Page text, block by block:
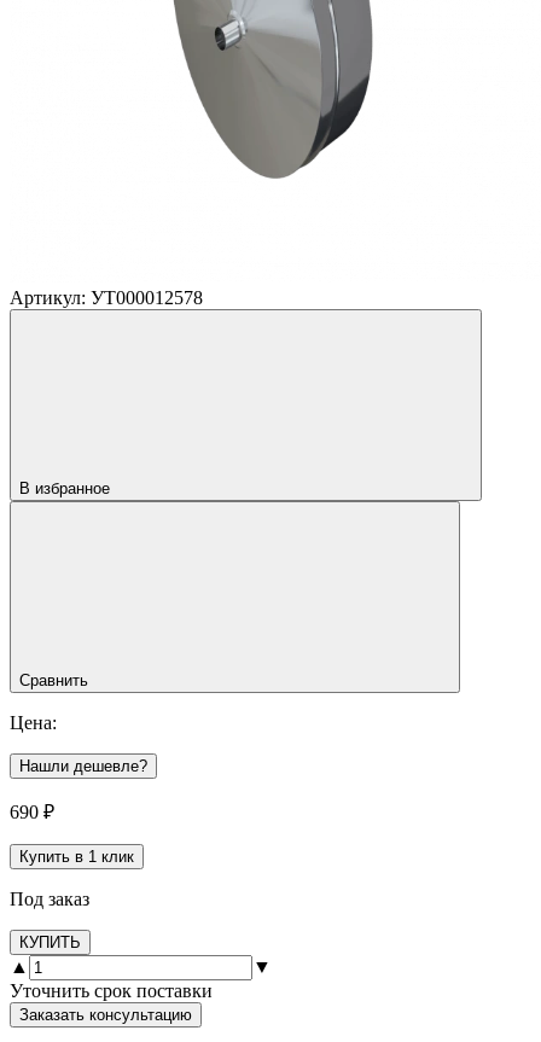
Артикул: УТ000012578
В избранное
Сравнить
Цена:
Нашли дешевле?
690 ₽
Купить в 1 клик
Под заказ
КУПИТЬ
▲
▼
Уточнить срок поставки
Заказать консультацию